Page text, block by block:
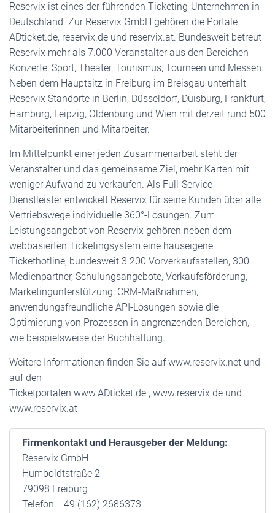
Reservix ist eines der führenden Ticketing-Unternehmen in
Deutschland. Zur Reservix GmbH gehören die Portale
ADticket.de, reservix.de und reservix.at. Bundesweit betreut
Reservix mehr als 7.000 Veranstalter aus den Bereichen
Konzerte, Sport, Theater, Tourismus, Tourneen und Messen.
Neben dem Hauptsitz in Freiburg im Breisgau unterhält
Reservix Standorte in Berlin, Düsseldorf, Duisburg, Frankfurt,
Hamburg, Leipzig, Oldenburg und Wien mit derzeit rund 500
Mitarbeiterinnen und Mitarbeiter.
Im Mittelpunkt einer jeden Zusammenarbeit steht der
Veranstalter und das gemeinsame Ziel, mehr Karten mit
weniger Aufwand zu verkaufen. Als Full-Service-
Dienstleister entwickelt Reservix für seine Kunden über alle
Vertriebswege individuelle 360°-Lösungen. Zum
Leistungsangebot von Reservix gehören neben dem
webbasierten Ticketingsystem eine hauseigene
Tickethotline, bundesweit 3.200 Vorverkaufsstellen, 300
Medienpartner, Schulungsangebote, Verkaufsförderung,
Marketingunterstützung, CRM-Maßnahmen,
anwendungsfreundliche API-Lösungen sowie die
Optimierung von Prozessen in angrenzenden Bereichen,
wie beispielsweise der Buchhaltung.
Weitere Informationen finden Sie auf www.reservix.net und
auf den
Ticketportalen www.ADticket.de , www.reservix.de und
www.reservix.at
Firmenkontakt und Herausgeber der Meldung:
Reservix GmbH
Humboldtstraße 2
79098 Freiburg
Telefon: +49 (162) 2686373